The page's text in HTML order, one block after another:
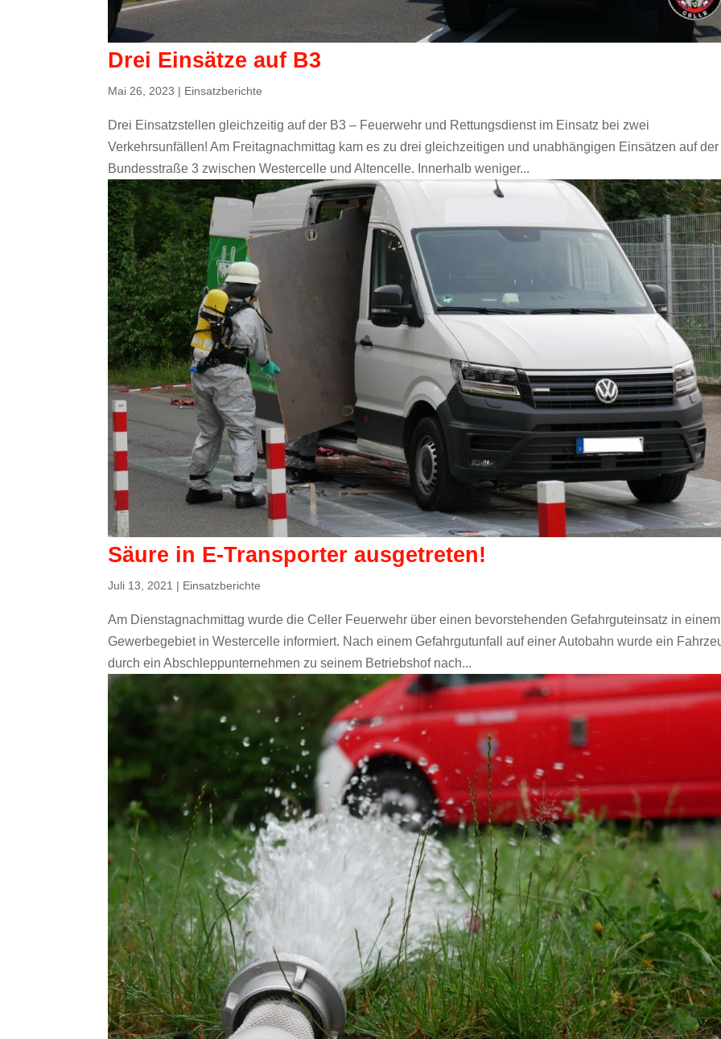
Drei Einsätze auf B3
Mai 26, 2023 | Einsatzberichte
Drei Einsatzstellen gleichzeitig auf der B3 – Feuerwehr und Rettungsdienst im Einsatz bei zwei
Verkehrsunfällen! Am Freitagnachmittag kam es zu drei gleichzeitigen und unabhängigen Einsätzen auf der
Bundesstraße 3 zwischen Westercelle und Altencelle. Innerhalb weniger...
Säure in E-Transporter ausgetreten!
Juli 13, 2021 | Einsatzberichte
Am Dienstagnachmittag wurde die Celler Feuerwehr über einen bevorstehenden Gefahrguteinsatz in einem
Gewerbegebiet in Westercelle informiert. Nach einem Gefahrgutunfall auf einer Autobahn wurde ein
durch ein Abschleppunternehmen zu seinem Betriebshof nach...